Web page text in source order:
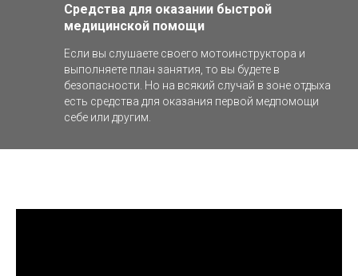
Средства для оказании быстрой
медицинской помощи
Если вы слушаете своего мотоинструктора и
выполняете план занятия, то вы будете в
безопасности. Но на всякий случай в зоне отдыха
есть средства для оказания первой медпомощи
себе или другим.